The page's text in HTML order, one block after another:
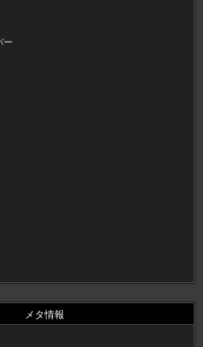
ー
メタ情報